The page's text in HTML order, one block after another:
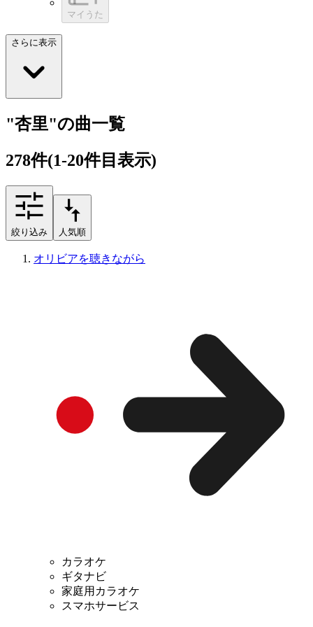
マイうた
さらに表示
"杏里"の曲一覧
278件(1-20件目表示)
絞り込み 人気順
オリビアを聴きながら
カラオケ
ギタナビ
家庭用カラオケ
スマホサービス